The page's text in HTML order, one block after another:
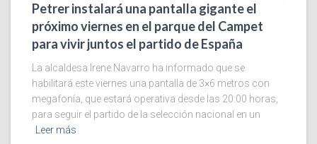
Petrer instalará una pantalla gigante el
próximo viernes en el parque del Campet
para vivir juntos el partido de España
La alcaldesa Irene Navarro ha informado que se
habilitará este viernes una pantalla de 3×6 metros con
megafonía, que estará operativa desde las 20:00 horas,
para seguir el partido de la selección nacional en un
Leer más